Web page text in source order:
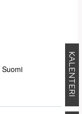
KALENTERI
Suomi